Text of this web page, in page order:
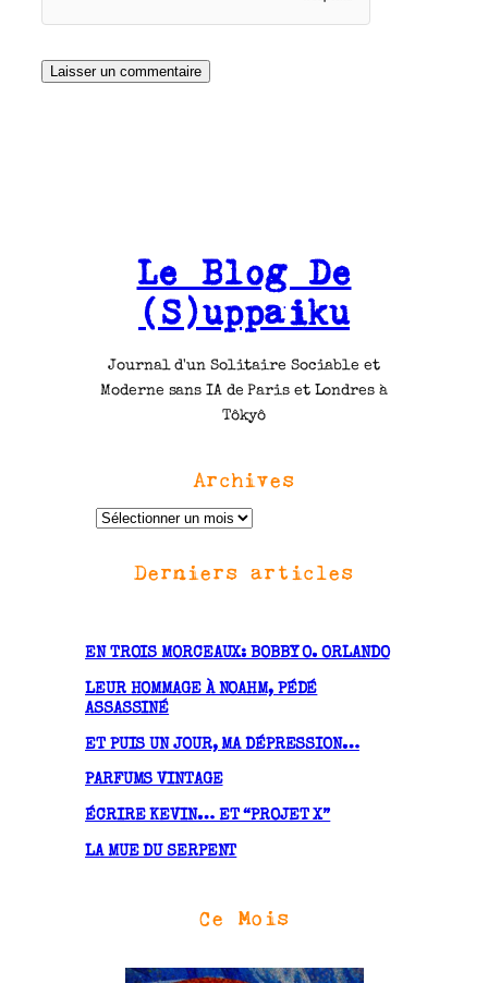
Le Blog De
(S)uppaiku
Journal d'un Solitaire Sociable et
Moderne sans IA de Paris et Londres à
Tôkyô
Archives
A
v
s
Derniers articles
EN TROIS MORCEAUX: BOBBY O. ORLANDO
LEUR HOMMAGE À NOAHM, PÉDÉ
ASSASSINÉ
ET PUIS UN JOUR, MA DÉPRESSION…
PARFUMS VINTAGE
ÉCRIRE KEVIN… ET “PROJET X”
LA MUE DU SERPENT
Ce Mois